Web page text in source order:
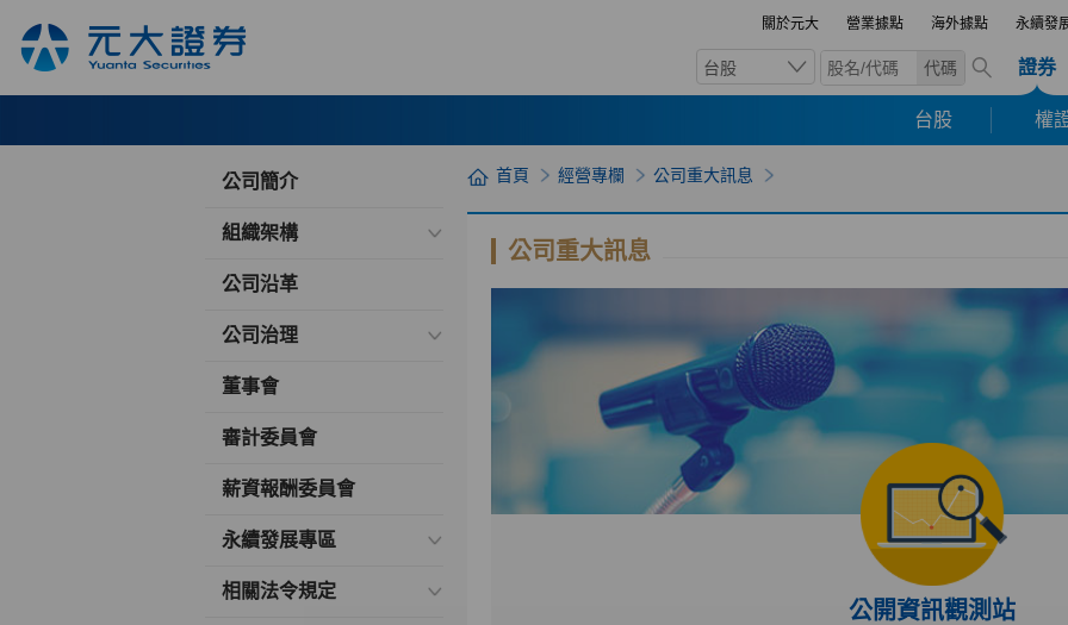
關於元大 營業據點 海外據點 永續發
台股 代碼 證券
台股 權
公司簡介
組織架構
公司沿革
公司治理
董事會
審計委員會
薪資報酬委員會
永續發展專區
相關法令規定
首頁 經營專欄 公司重大訊息
公司重大訊息
公開資訊觀測站